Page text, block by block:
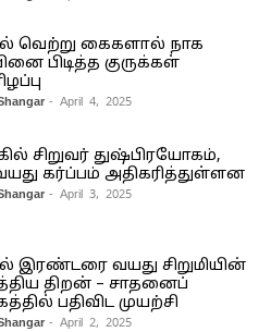
வெற்று கைகளால் நாக
பிடித்த குருக்கள்
- April 4, 2025
சிறுவர் துஷ்பிரயோகம்,
கர்ப்பம் அதிகரித்துள்ளன
- April 3, 2025
இரண்டரை வயது சிறுமியின்
திறன் – சாதனைப்
பதிவிட முயற்சி
- April 2, 2025